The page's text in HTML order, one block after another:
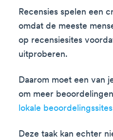
Recensies spelen een
omdat de meeste
op recensiesites
uitproberen.
Daarom moet een van
om meer
lokale beoordelingssites
Deze taak kan echter